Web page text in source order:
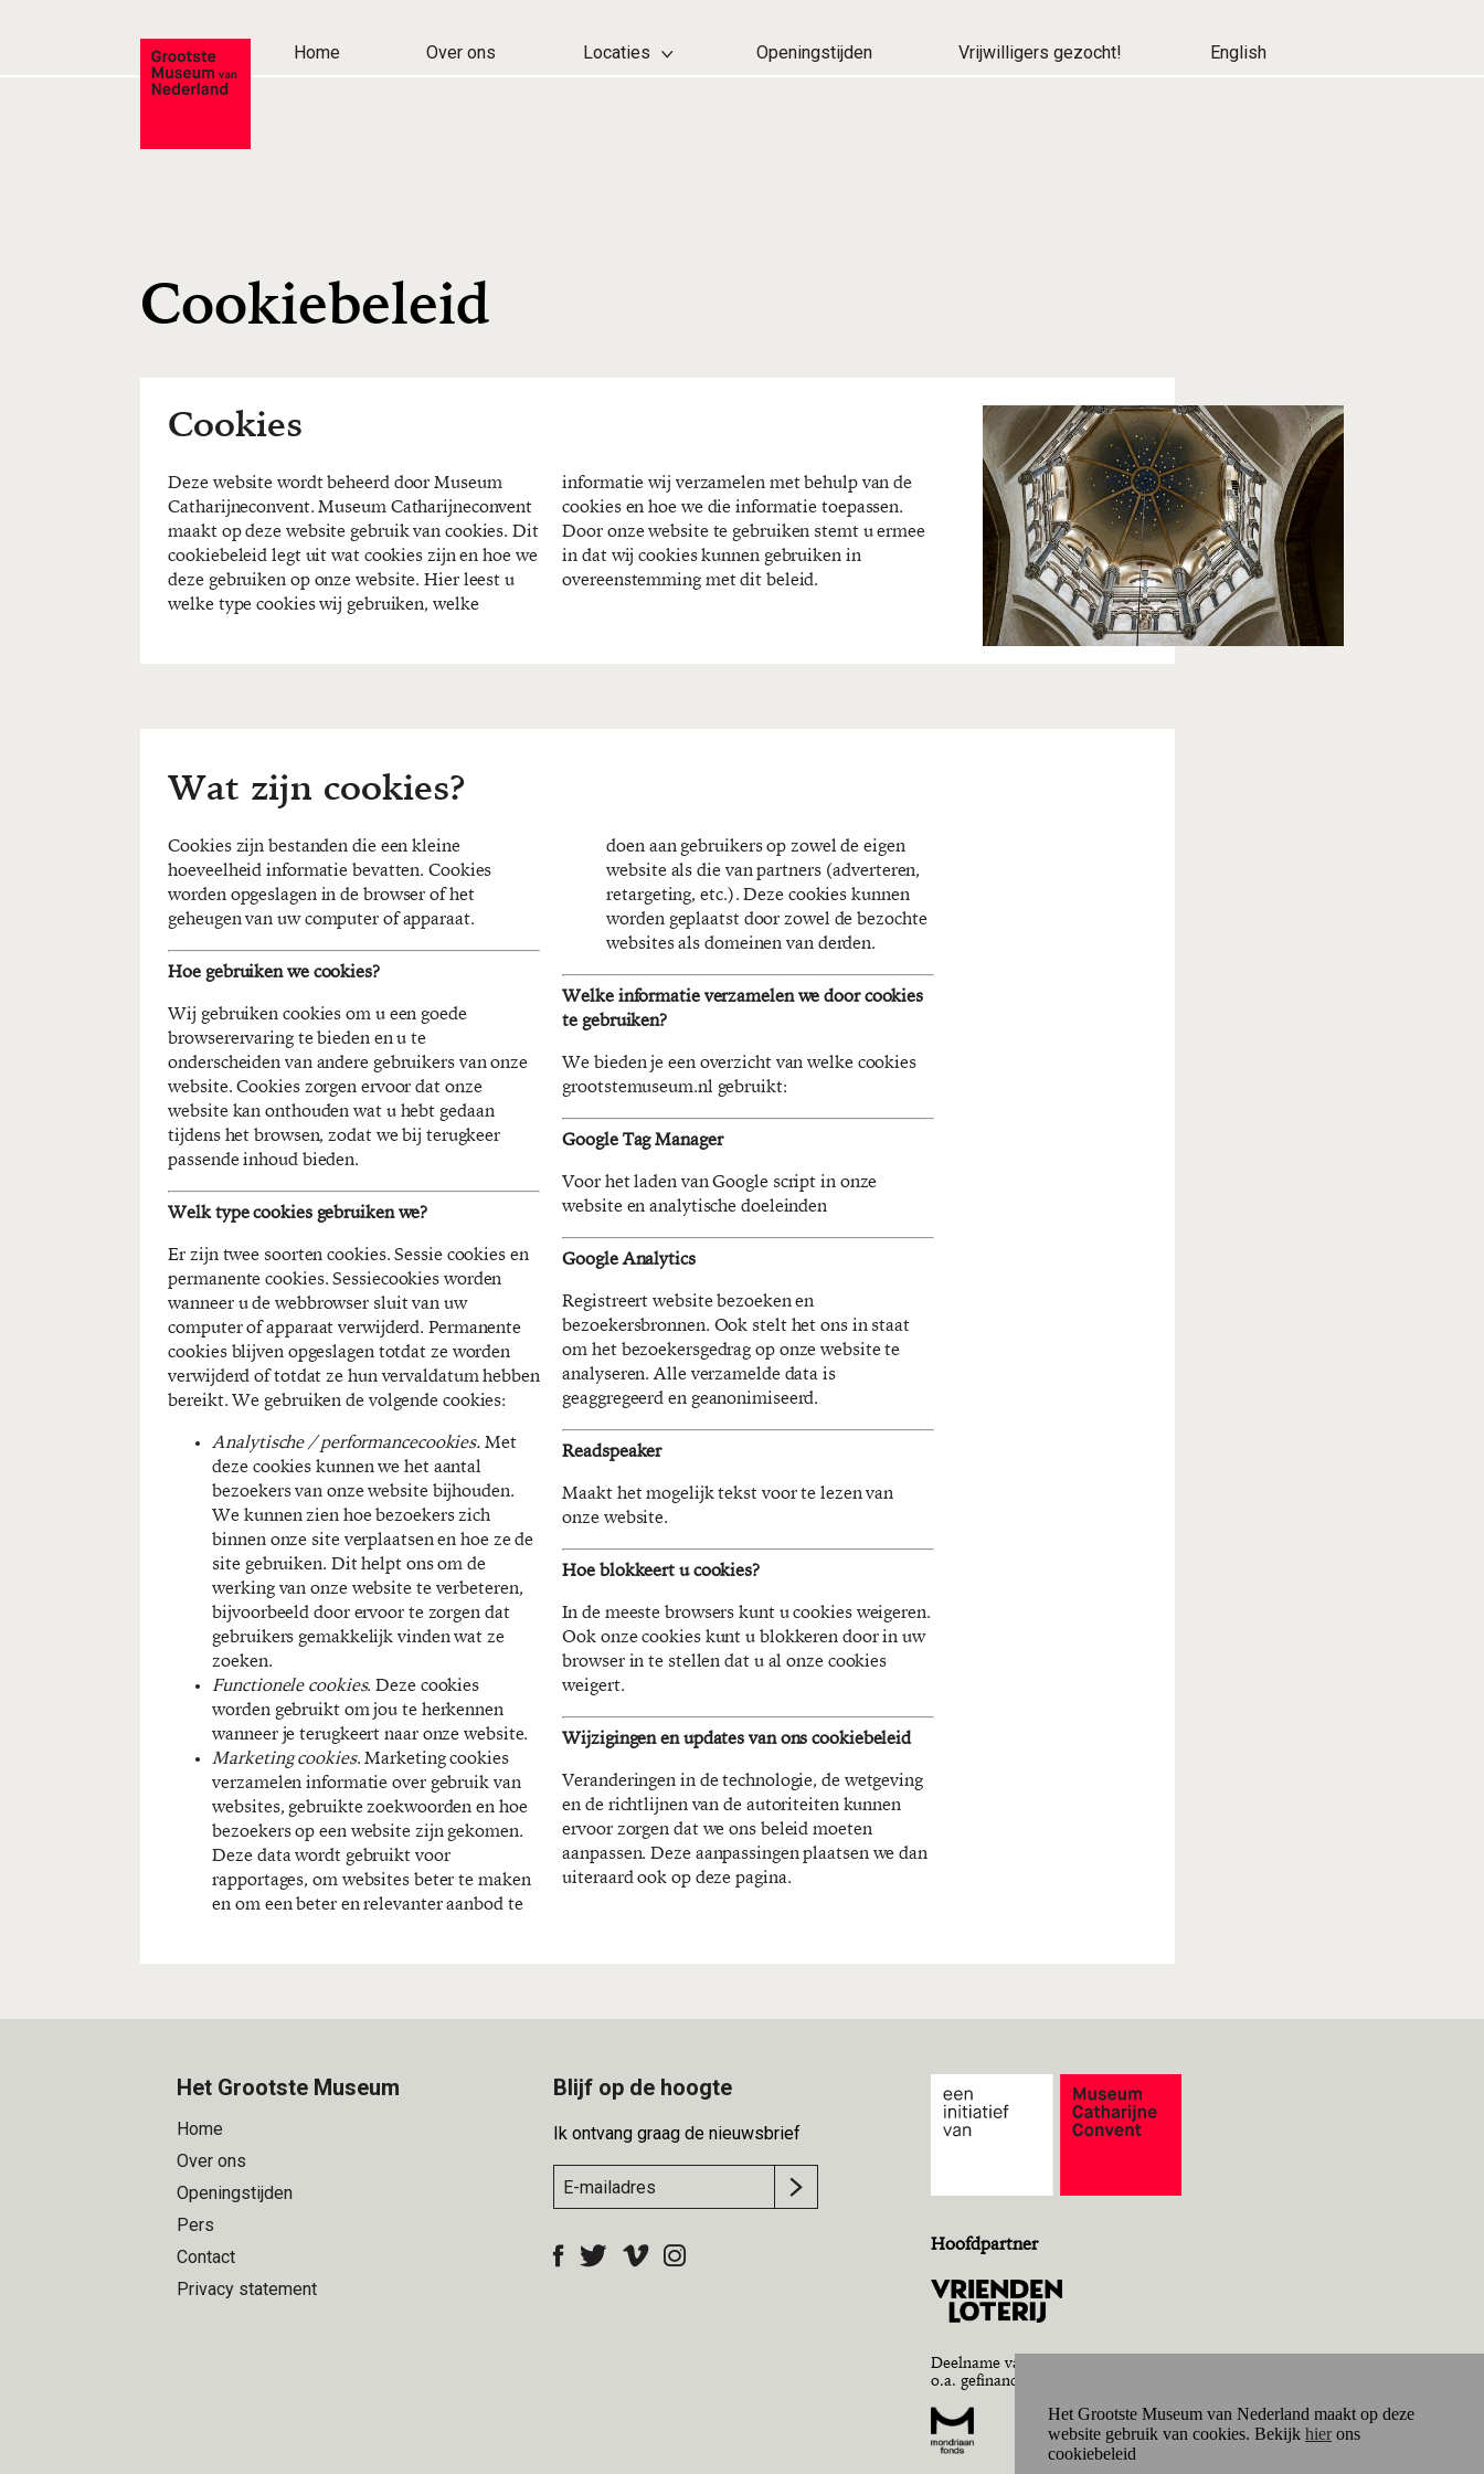
Home Over ons Locaties Openingstijden Vrijwilligers gezocht! English
Cookiebeleid
Cookies
Deze website wordt beheerd door Museum
Catharijneconvent. Museum Catharijneconvent
maakt op deze website gebruik van cookies. Dit
cookiebeleid legt uit wat cookies zijn en hoe we
deze gebruiken op onze website. Hier leest u
welke type cookies wij gebruiken, welke
informatie wij verzamelen met behulp van de
cookies en hoe we die informatie toepassen.
Door onze website te gebruiken stemt u ermee
in dat wij cookies kunnen gebruiken in
overeenstemming met dit beleid.
Wat zijn cookies?
Cookies zijn bestanden die een kleine
hoeveelheid informatie bevatten. Cookies
worden opgeslagen in de browser of het
geheugen van uw computer of apparaat.
Hoe gebruiken we cookies?
Wij gebruiken cookies om u een goede
browserervaring te bieden en u te
onderscheiden van andere gebruikers van onze
website. Cookies zorgen ervoor dat onze
website kan onthouden wat u hebt gedaan
tijdens het browsen, zodat we bij terugkeer
passende inhoud bieden.
Welk type cookies gebruiken we?
Er zijn twee soorten cookies. Sessie cookies en
permanente cookies. Sessiecookies worden
wanneer u de webbrowser sluit van uw
computer of apparaat verwijderd. Permanente
cookies blijven opgeslagen totdat ze worden
verwijderd of totdat ze hun vervaldatum hebben
bereikt. We gebruiken de volgende cookies:
Analytische / performancecookies. Met
deze cookies kunnen we het aantal
bezoekers van onze website bijhouden.
We kunnen zien hoe bezoekers zich
binnen onze site verplaatsen en hoe ze de
site gebruiken. Dit helpt ons om de
werking van onze website te verbeteren,
bijvoorbeeld door ervoor te zorgen dat
gebruikers gemakkelijk vinden wat ze
zoeken.
Functionele cookies. Deze cookies
worden gebruikt om jou te herkennen
wanneer je terugkeert naar onze website.
Marketing cookies. Marketing cookies
verzamelen informatie over gebruik van
websites, gebruikte zoekwoorden en hoe
bezoekers op een website zijn gekomen.
Deze data wordt gebruikt voor
rapportages, om websites beter te maken
en om een beter en relevanter aanbod te
doen aan gebruikers op zowel de eigen
website als die van partners (adverteren,
retargeting, etc.). Deze cookies kunnen
worden geplaatst door zowel de bezochte
websites als domeinen van derden.
Welke informatie verzamelen we door cookies
te gebruiken?
We bieden je een overzicht van welke cookies
grootstemuseum.nl gebruikt:
Google Tag Manager
Voor het laden van Google script in onze
website en analytische doeleinden
Google Analytics
Registreert website bezoeken en
bezoekersbronnen. Ook stelt het ons in staat
om het bezoekersgedrag op onze website te
analyseren. Alle verzamelde data is
geaggregeerd en geanonimiseerd.
Readspeaker
Maakt het mogelijk tekst voor te lezen van
onze website.
Hoe blokkeert u cookies?
In de meeste browsers kunt u cookies weigeren.
Ook onze cookies kunt u blokkeren door in uw
browser in te stellen dat u al onze cookies
weigert.
Wijzigingen en updates van ons cookiebeleid
Veranderingen in de technologie, de wetgeving
en de richtlijnen van de autoriteiten kunnen
ervoor zorgen dat we ons beleid moeten
aanpassen. Deze aanpassingen plaatsen we dan
uiteraard ook op deze pagina.
Het Grootste Museum
Home
Over ons
Openingstijden
Pers
Contact
Privacy statement
Blijf op de hoogte
Ik ontvang graag de nieuwsbrief
Hoofdpartner
Deelname van de moskeeën wordt
o.a. gefinancierd uit de bijdrage van:
Het Grootste Museum van Nederland maakt op deze
website gebruik van cookies. Bekijk hierons
cookiebeleid